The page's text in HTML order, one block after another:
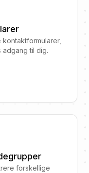
adgang til dig.
forskellige